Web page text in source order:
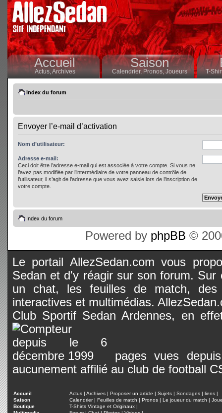
Accueil
Actus,Archives
Saison
Calendrier,Pronos, Joueurs T-
Index du forum
Envoyer l’e-mail d’activation
Nom d’utilisateur:
Adresse e-mail:
Ceci doit être l’adresse e-mail qui est associée à votre compte. Si vous ne
l’avez pas modifiée par l’intermédiaire de votre panneau de contrôle de
l’utilisateur, il s’agit de l’adresse que vous avez saisie lors de l’inscription de
votre compte.
Index du forum
Powered by phpBB ©
Le portail AllezSedan.com vous
Sedan et d'y réagir sur son forum.
un chat, les feuilles de match, des
interactives et multimédias.
Club Sportif Sedan Ardennes, en
pages vues
aucunement affilié au club de football
Accueil Actus | Archives | Proposer un article | Sujets | Sondages | liens |
Saison
Calendrier| Feuilles de match | Pronos | Le joueur du match |
Boutique
T-Shirts Vintage et Originaux |